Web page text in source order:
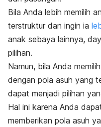
Bila Anda lebih memilih
terstruktur dan ingin ia
anak sebaya lainnya,
pilihan.
Namun, bila Anda
dengan pola asuh yang
dapat menjadi pilihan
Hal ini karena Anda
memberikan pola asuh